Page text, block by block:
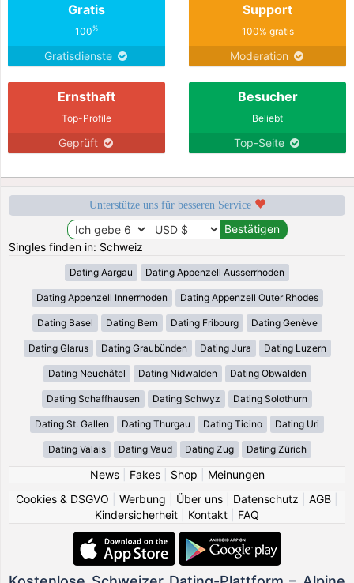
Gratis
100%
Gratisdienste
Support
100% gratis
Moderation
Ernsthaft
Top-Profile
Geprüft
Besucher
Beliebt
Top-Seite
Unterstütze uns für besseren Service
Singles finden in: Schweiz
Dating Aargau Dating Appenzell Ausserrhoden
Dating Appenzell Innerrhoden Dating Appenzell Outer Rhodes
Dating Basel Dating Bern Dating Fribourg Dating Genève
Dating Glarus Dating Graubünden Dating Jura Dating Luzern
Dating Neuchâtel Dating Nidwalden Dating Obwalden
Dating Schaffhausen Dating Schwyz Dating Solothurn
Dating St. Gallen Dating Thurgau Dating Ticino Dating Uri
Dating Valais Dating Vaud Dating Zug Dating Zürich
News| Fakes| Shop
Meinungen
Cookies & DSGVO
Werbung Über uns Datenschutz AGB
Kindersicherheit
Kontakt FAQ